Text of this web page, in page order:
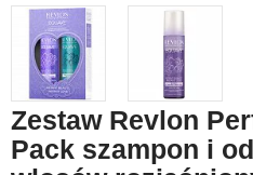
Zestaw Revlon
Pack szampon i